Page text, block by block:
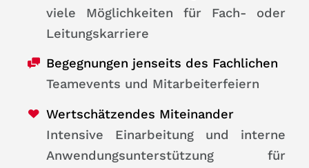
viele Möglichkeiten für Fach- oder
Leitungskarriere
Begegnungen jenseits des Fachlichen
Teamevents und Mitarbeiterfeiern
Wertschätzendes Miteinander
Intensive Einarbeitung und interne
Anwendungsunterstützung für